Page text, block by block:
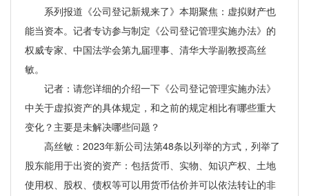
系列报道《公司登记新规来了》本期聚焦：虚拟财产也
能当资本。记者专访参与制定《公司登记管理实施办法》的
权威专家、中国法学会第九届理事、清华大学副教授高丝
敏。
记者：请您详细的介绍一下《公司登记管理实施办法》
中关于虚拟资产的具体规定，和之前的规定相比有哪些重大
变化？主要是未解决哪些问题？
高丝敏：2023年新公司法第48条以列举的方式，列举了
股东能用于出资的资产：包括货币、实物、知识产权、土地
使用权、股权、债权等可以用货币估价并可以依法转让的非